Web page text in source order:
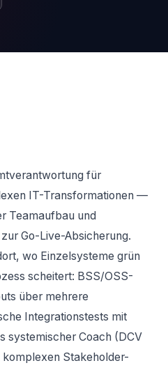
für
IT-Transformationen —
Teamaufbau und
Go-Live-Absicherung.
wo Einzelsysteme grün
scheitert: BSS/OSS-
über mehrere
Integrationstests mit
systemischer Coach (DCV
komplexen Stakeholder-